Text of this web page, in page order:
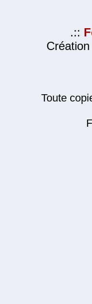
.::
Toute